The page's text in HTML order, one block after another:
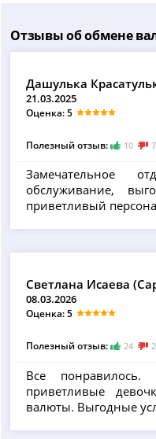
Отзывы об обмене
Дашулька
21.03.2025
Оценка: 5
Полезный отзыв: 10 7
Замечательное
обслуживание,
приветливый
Светлана Исаева
08.03.2026
Оценка: 5
Полезный отзыв: 24
Все
приветливые
валюты. Выгодные